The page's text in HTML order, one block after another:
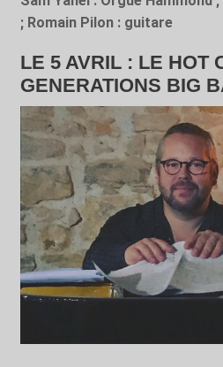
; Romain Pilon : guitare
LE 5 AVRIL : LE HOT
GENERATIONS BIG